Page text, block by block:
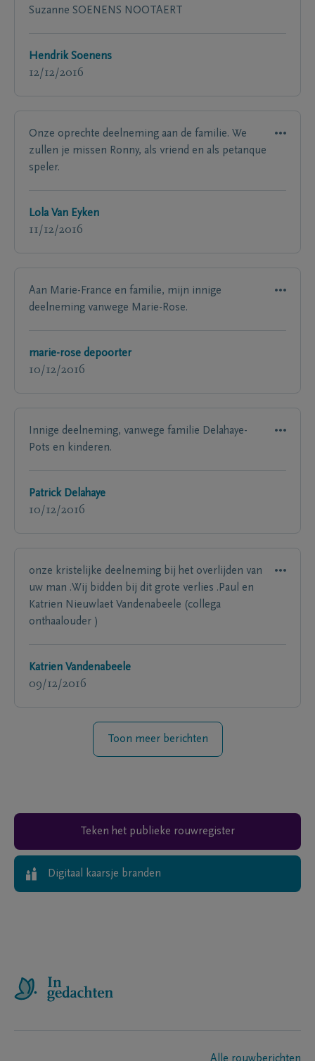
Suzanne SOENENS NOOTAERT
Hendrik Soenens
12/12/2016
Onze oprechte deelneming aan de familie. We
zullen je missen Ronny, als vriend en als petanque
speler.
Lola Van Eyken
11/12/2016
Aan Marie-France en familie, mijn innige
deelneming vanwege Marie-Rose.
marie-rose depoorter
10/12/2016
Innige deelneming, vanwege familie Delahaye-
Pots en kinderen.
Patrick Delahaye
10/12/2016
onze kristelijke deelneming bij het overlijden van
uw man .Wij bidden bij dit grote verlies .Paul en
Katrien Nieuwlaet Vandenabeele (collega
onthaalouder )
Katrien Vandenabeele
09/12/2016
Toon meer berichten
Teken het publieke rouwregister
Digitaal kaarsje branden